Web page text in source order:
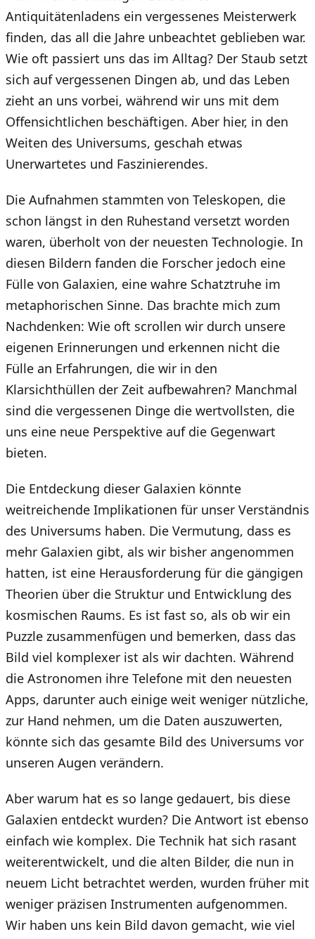
Antiquitätenladens ein vergessenes Meisterwerk
finden, das all die Jahre unbeachtet geblieben war.
Wie oft passiert uns das im Alltag? Der Staub setzt
sich auf vergessenen Dingen ab, und das Leben
zieht an uns vorbei, während wir uns mit dem
Offensichtlichen beschäftigen. Aber hier, in den
Weiten des Universums, geschah etwas
Unerwartetes und Faszinierendes.
Die Aufnahmen stammten von Teleskopen, die
schon längst in den Ruhestand versetzt worden
waren, überholt von der neuesten Technologie. In
diesen Bildern fanden die Forscher jedoch eine
Fülle von Galaxien, eine wahre Schatztruhe im
metaphorischen Sinne. Das brachte mich zum
Nachdenken: Wie oft scrollen wir durch unsere
eigenen Erinnerungen und erkennen nicht die
Fülle an Erfahrungen, die wir in den
Klarsichthüllen der Zeit aufbewahren? Manchmal
sind die vergessenen Dinge die wertvollsten, die
uns eine neue Perspektive auf die Gegenwart
bieten.
Die Entdeckung dieser Galaxien könnte
weitreichende Implikationen für unser Verständnis
des Universums haben. Die Vermutung, dass es
mehr Galaxien gibt, als wir bisher angenommen
hatten, ist eine Herausforderung für die gängigen
Theorien über die Struktur und Entwicklung des
kosmischen Raums. Es ist fast so, als ob wir ein
Puzzle zusammenfügen und bemerken, dass das
Bild viel komplexer ist als wir dachten. Während
die Astronomen ihre Telefone mit den neuesten
Apps, darunter auch einige weit weniger nützliche,
zur Hand nehmen, um die Daten auszuwerten,
könnte sich das gesamte Bild des Universums vor
unseren Augen verändern.
Aber warum hat es so lange gedauert, bis diese
Galaxien entdeckt wurden? Die Antwort ist ebenso
einfach wie komplex. Die Technik hat sich rasant
weiterentwickelt, und die alten Bilder, die nun in
neuem Licht betrachtet werden, wurden früher mit
weniger präzisen Instrumenten aufgenommen.
Wir haben uns kein Bild davon gemacht, wie viel